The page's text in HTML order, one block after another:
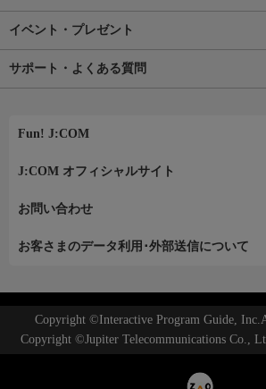
イベント・プレゼント
サポート・よくある質問
Fun! J:COM
J:COM オフィシャルサイト
お問い合わせ
お客さまのデータ利用･外部送信について
Copyright ©Interactive Program Guide,
Copyright ©Jupiter Telecommunications Co.,